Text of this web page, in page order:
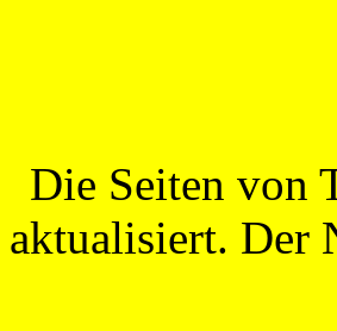
Die Seiten von
aktualisiert. Der